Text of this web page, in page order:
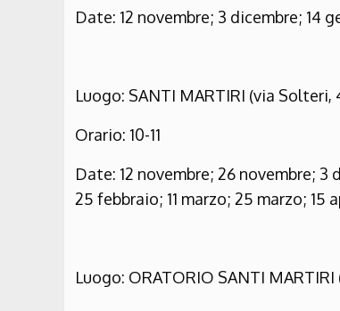
Date: 12 novembre; 3 dicembre; 14
Luogo: SANTI MARTIRI (via Solteri,
Orario: 10-11
Date: 12 novembre; 26 novembre; 3
25 febbraio; 11 marzo; 25 marzo; 15
Luogo: ORATORIO SANTI